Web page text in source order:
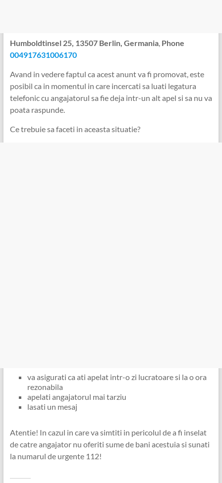
Humboldtinsel 25, 13507 Berlin, Germania, Phone
004917631006170
Avand in vedere faptul ca acest anunt va fi promovat, este
posibil ca in momentul in care incercati sa luati legatura
telefonic cu angajatorul sa fie deja intr-un alt apel si sa nu va
poata raspunde.
Ce trebuie sa faceti in aceasta situatie?
va asigurati ca ati apelat intr-o zi lucratoare si la o ora
rezonabila
apelati angajatorul mai tarziu
lasati un mesaj
Atentie! In cazul in care va simtiti in pericolul de a fi inselat
de catre angajator nu oferiti sume de bani acestuia si sunati
la numarul de urgente 112!